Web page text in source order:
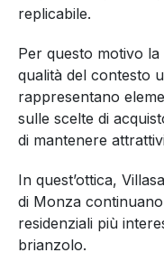
Cosa rende
Il mercato
interne di
nel tempo
personalizzazione.
La posizione,
replicabile.